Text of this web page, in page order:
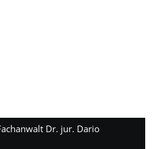
Dr. jur. Dario